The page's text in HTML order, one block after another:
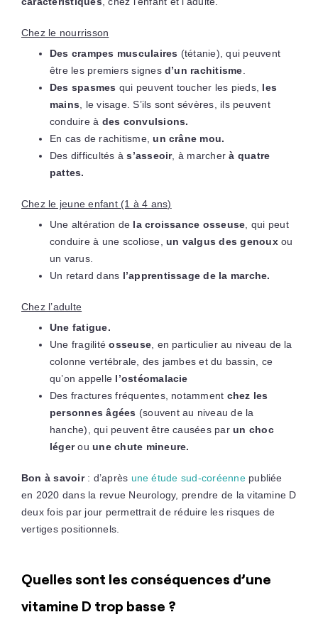
Chez le nourrisson
Des crampes musculaires (tétanie), qui peuvent
être les premiers signes d’un rachitisme
Des spasmes qui peuvent toucher les pieds, les
mains , le visage. S’ils sont sévères, ils peuvent
conduire à des convulsions.
En cas de rachitisme, un crâne mou.
Des difficultés às’asseoir, à marcherà quatre
pattes.
Chez le jeune enfant (1 à 4 ans)
Une altération de la croissance osseuse , qui peut
conduire à une scoliose, un valgus des genouxou
un varus.
Un retard dans l’apprentissage de la marche.
Chez l’adulte
Une fatigue.
Une fragilitéosseuse , en particulier au niveau de la
colonne vertébrale, des jambes et du bassin, ce
qu’on appelle l’ostéomalacie
Des fractures fréquentes, notamment chez les
personnes âgées (souvent au niveau de la
hanche), qui peuvent être causées parun choc
légerouune chute mineure.
Bon à savoir: d’après une étude sud-coréennepubliée
en 2020 dans la revue Neurology, prendre de la vitamine D
deux fois par jour permettrait de réduire les risques de
vertiges positionnels.
Quelles sont les conséquences d’une
vitamine D trop basse ?